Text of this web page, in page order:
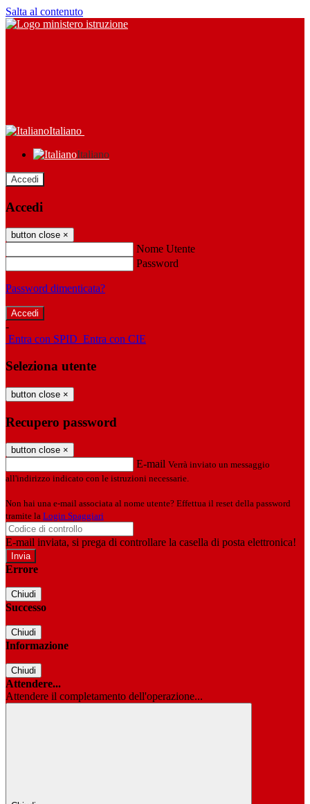
Salta al contenuto
Italiano
Italiano
Accedi
Accedi
button close ×
Nome Utente
Password
Password dimenticata?
-
Entra con SPID Entra con CIE
Seleziona utente
button close ×
Recupero password
button close ×
E-mail Verrà inviato un messaggio
all'indirizzo indicato con le istruzioni necessarie.
Non hai una e-mail associata al nome utente? Effettua il reset della password
tramite la Login Spaggiari
E-mail inviata, si prega di controllare la casella di posta elettronica!
Errore
Chiudi
Successo
Chiudi
Informazione
Chiudi
Attendere...
Attendere il completamento dell'operazione...